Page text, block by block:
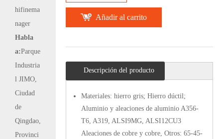
hifinema
nager
Habla
a:Parque
Industria
l JIMO,
Ciudad
de
Qingdao,
Provinci
Añadir al carrito
Descripción del producto
Materiales: hierro gris; Hierro dúctil;
Aluminio y aleaciones de aluminio A356-
T6, A319, ALSI9MG, ALSI12CU3
Aleaciones de cobre y cobre, Otros: 65-45-